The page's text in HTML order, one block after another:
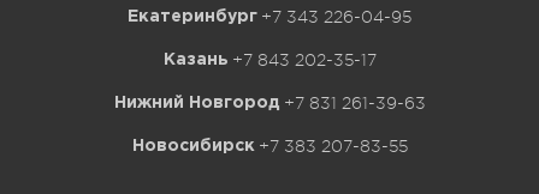
Екатеринбург +7 343 226-04-95
Казань +7 843 202-35-17
Нижний Новгород +7 831 261-39-63
Новосибирск +7 383 207-83-55